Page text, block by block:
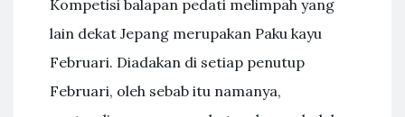
Kompetisi balapan pedati melimpah yang
lain dekat Jepang merupakan Paku kayu
Februari. Diadakan di setiap penutup
Februari, oleh sebab itu namanya,